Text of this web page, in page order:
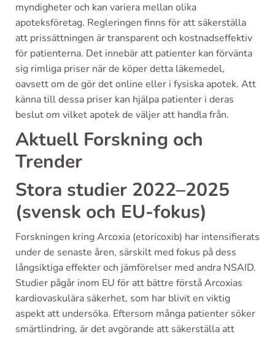
myndigheter och kan variera mellan olika
apoteksföretag. Regleringen finns för att säkerställa
att prissättningen är transparent och kostnadseffektiv
för patienterna. Det innebär att patienter kan förvänta
sig rimliga priser när de köper detta läkemedel,
oavsett om de gör det online eller i fysiska apotek. Att
känna till dessa priser kan hjälpa patienter i deras
beslut om vilket apotek de väljer att handla från.
Aktuell Forskning och
Trender
Stora studier 2022–2025
(svensk och EU-fokus)
Forskningen kring Arcoxia (etoricoxib) har intensifierats
under de senaste åren, särskilt med fokus på dess
långsiktiga effekter och jämförelser med andra NSAID.
Studier pågår inom EU för att bättre förstå Arcoxias
kardiovaskulära säkerhet, som har blivit en viktig
aspekt att undersöka. Eftersom många patienter söker
smärtlindring, är det avgörande att säkerställa att